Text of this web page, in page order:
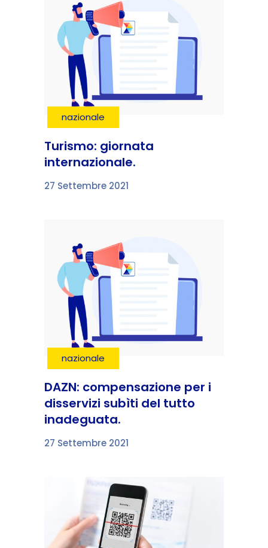
nazionale
Turismo: giornata
internazionale.
27 Settembre 2021
nazionale
DAZN: compensazione per i
disservizi subìti del tutto
inadeguata.
27 Settembre 2021